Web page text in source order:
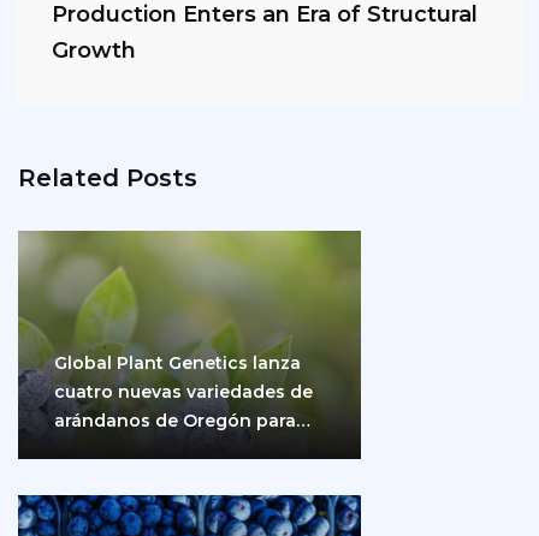
Production Enters an Era of Structural
Growth
Related Posts
Global Plant Genetics lanza
cuatro nuevas variedades de
arándanos de Oregón para